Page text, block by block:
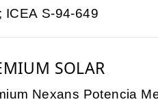
ICEA S-94-649
SOLAR
Nexans Potencia